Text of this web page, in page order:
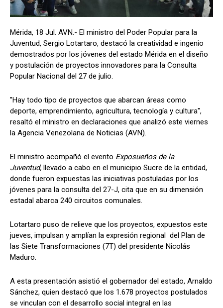
Mérida, 18 Jul. AVN.- El ministro del Poder Popular para la
Juventud, Sergio Lotartaro, destacó la creatividad e ingenio
demostrados por los jóvenes del estado Mérida en el diseño
y postulación de proyectos innovadores para la Consulta
Popular Nacional del 27 de julio.
"Hay todo tipo de proyectos que abarcan áreas como
deporte, emprendimiento, agricultura, tecnología y cultura",
resaltó el ministro en declaraciones que analizó este viernes
la Agencia Venezolana de Noticias (AVN).
El ministro acompañó el evento Exposueños de la
Juventud, llevado a cabo en el municipio Sucre de la entidad,
donde fueron expuestas las iniciativas postuladas por los
jóvenes para la consulta del 27-J, cita que en su dimensión
estadal abarca 240 circuitos comunales.
Lotartaro puso de relieve que los proyectos, expuestos este
jueves, impulsan y amplían la expresión regional del Plan de
las Siete Transformaciones (7T) del presidente Nicolás
Maduro.
A esta presentación asistió el gobernador del estado, Arnaldo
Sánchez, quien destacó que los 1.678 proyectos postulados
se vinculan con el desarrollo social integral en las